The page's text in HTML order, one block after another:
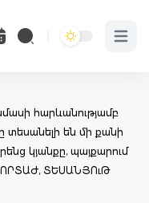
Open
հարևանությամբ
տեսանելի են մի քանի
կյանքը, պայքարում
ՏԵՍԱՆՅՈւԹ